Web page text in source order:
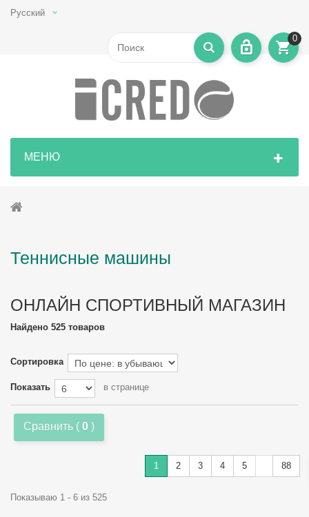
Русский
0
МЕНЮ
Теннисные машины
ОНЛАЙН СПОРТИВНЫЙ МАГАЗИН
Найдено 525 товаров
Сортировка
Показать в странице
Сравнить ( 0 )
1 2 3 4 5 88
Показываю 1 - 6 из 525